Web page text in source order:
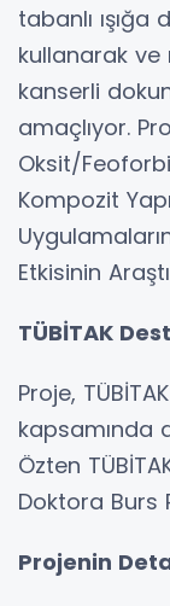
tabanlı ışığa
kullanarak ve
kanserli
amaçlıyor.
Oksit/
Kompozit
Etkisinin
TÜBİTAK
Proje,
kapsamında
Özten
Doktora Burs
Projenin